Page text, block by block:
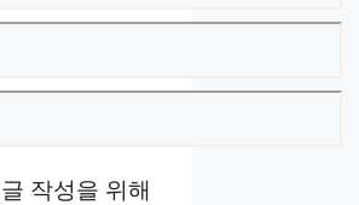
작성을 위해